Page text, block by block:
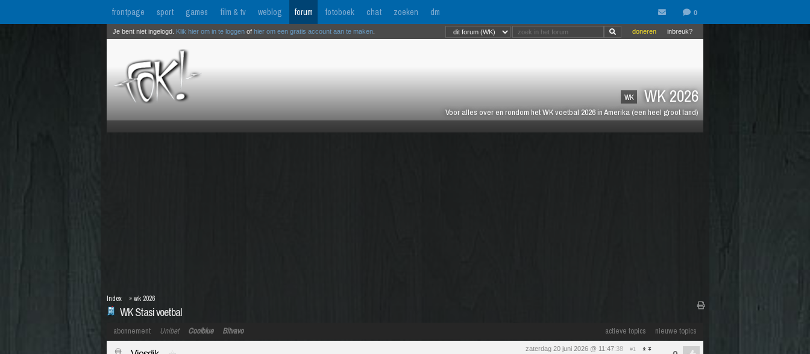
frontpage sport games film & tv weblog forum fotoboek chat zoeken dm
WK WK 2026
Voor alles over en rondom het WK voetbal 2026 in Amerika (een heel groot land)
inbreuk?
doneren
Je bent niet ingelogd. Klik hier om in te loggen of hier om een gratis account aan te maken
WK Stasi voetbal
Index »wk 2026
actieve topics nieuwe topics
abonnement Unibet Coolblue Bitvavo
zaterdag 20 juni 2026 @ 11:47:38 #1